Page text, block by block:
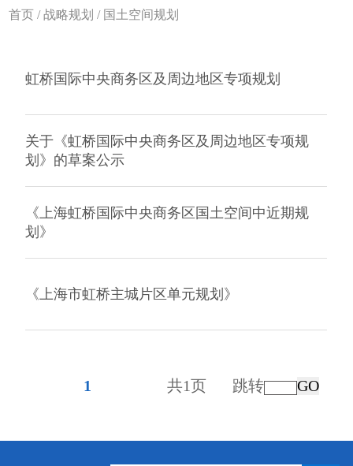
首页 /战略规划 / 国土空间规划
虹桥国际中央商务区及周边地区专项规划
关于《虹桥国际中央商务区及周边地区专项规
划》的草案公示
《上海虹桥国际中央商务区国土空间中近期规
划》
《上海市虹桥主城片区单元规划》
1 共1页 跳转 GO